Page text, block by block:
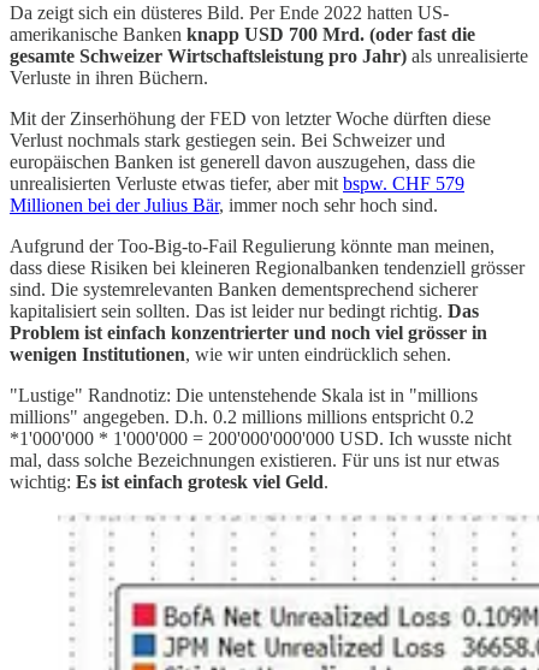
Da zeigt sich ein düsteres Bild. Per Ende 2022 hatten US-
amerikanische Banken knapp USD 700 Mrd. (oder fast die
gesamte Schweizer Wirtschaftsleistung pro Jahr) als unrealisierte
Verluste in ihren Büchern.
Mit der Zinserhöhung der FED von letzter Woche dürften diese
Verlust nochmals stark gestiegen sein. Bei Schweizer und
europäischen Banken ist generell davon auszugehen, dass die
unrealisierten Verluste etwas tiefer, aber mit bspw. CHF 579
Millionen bei der Julius Bär, immer noch sehr hoch sind.
Aufgrund der Too-Big-to-Fail Regulierung könnte man meinen,
dass diese Risiken bei kleineren Regionalbanken tendenziell grösser
sind. Die systemrelevanten Banken dementsprechend sicherer
kapitalisiert sein sollten. Das ist leider nur bedingt richtig. Das
Problem ist einfach konzentrierter und noch viel grösser in
wenigen Institutionen, wie wir unten eindrücklich sehen.
"Lustige" Randnotiz: Die untenstehende Skala ist in "millions
millions" angegeben. D.h. 0.2 millions millions entspricht 0.2
*1'000'000 * 1'000'000 = 200'000'000'000 USD. Ich wusste nicht
mal, dass solche Bezeichnungen existieren. Für uns ist nur etwas
wichtig: Es ist einfach grotesk viel Geld.